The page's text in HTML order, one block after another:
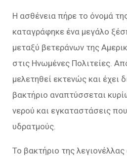
Η ασθένεια πήρε το όνομά
καταγράφηκε ένα μεγάλο
μεταξύ βετεράνων της
στις Ηνωμένες Πολιτείες.
μελετηθεί εκτενώς και έχει
βακτήριο αναπτύσσεται
νερού και εγκαταστάσεις
υδρατμούς.
Το βακτήριο της